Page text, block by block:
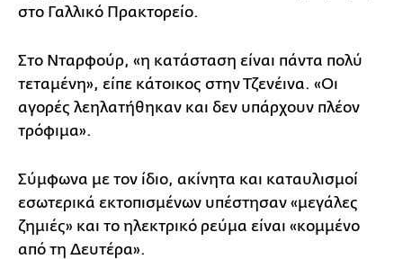
στο Γαλλικό Πρακτορείο.
Στο Νταρφούρ, «η κατάσταση είναι πάντα πολύ
τεταμένη», είπε κάτοικος στην Τζενέινα. «Οι
αγορές λεηλατήθηκαν και δεν υπάρχουν πλέον
τρόφιμα».
Σύμφωνα με τον ίδιο, ακίνητα και καταυλισμοί
εσωτερικά εκτοπισμένων υπέστησαν «μεγάλες
ζημιές» και το ηλεκτρικό ρεύμα είναι «κομμένο
από τη Δευτέρα».